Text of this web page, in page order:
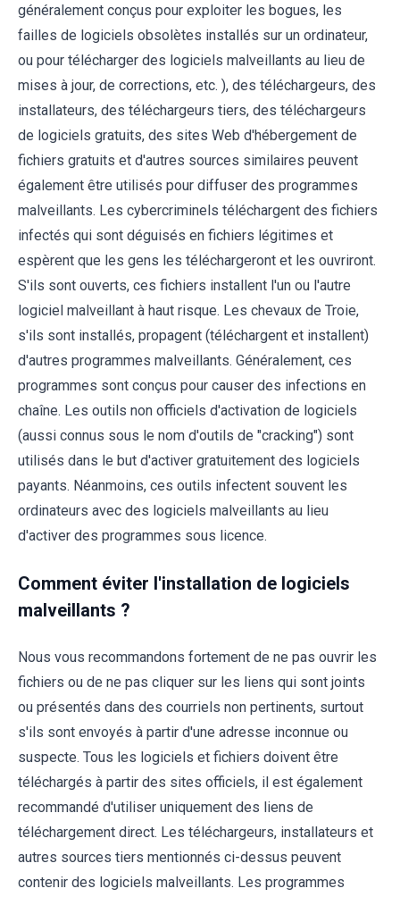
généralement conçus pour exploiter les bogues, les
failles de logiciels obsolètes installés sur un ordinateur,
ou pour télécharger des logiciels malveillants au lieu de
mises à jour, de corrections, etc. ), des téléchargeurs, des
installateurs, des téléchargeurs tiers, des téléchargeurs
de logiciels gratuits, des sites Web d'hébergement de
fichiers gratuits et d'autres sources similaires peuvent
également être utilisés pour diffuser des programmes
malveillants. Les cybercriminels téléchargent des fichiers
infectés qui sont déguisés en fichiers légitimes et
espèrent que les gens les téléchargeront et les ouvriront.
S'ils sont ouverts, ces fichiers installent l'un ou l'autre
logiciel malveillant à haut risque. Les chevaux de Troie,
s'ils sont installés, propagent (téléchargent et installent)
d'autres programmes malveillants. Généralement, ces
programmes sont conçus pour causer des infections en
chaîne. Les outils non officiels d'activation de logiciels
(aussi connus sous le nom d'outils de "cracking") sont
utilisés dans le but d'activer gratuitement des logiciels
payants. Néanmoins, ces outils infectent souvent les
ordinateurs avec des logiciels malveillants au lieu
d'activer des programmes sous licence.
Comment éviter l'installation de logiciels
malveillants ?
Nous vous recommandons fortement de ne pas ouvrir les
fichiers ou de ne pas cliquer sur les liens qui sont joints
ou présentés dans des courriels non pertinents, surtout
s'ils sont envoyés à partir d'une adresse inconnue ou
suspecte. Tous les logiciels et fichiers doivent être
téléchargés à partir des sites officiels, il est également
recommandé d'utiliser uniquement des liens de
téléchargement direct. Les téléchargeurs, installateurs et
autres sources tiers mentionnés ci-dessus peuvent
contenir des logiciels malveillants. Les programmes